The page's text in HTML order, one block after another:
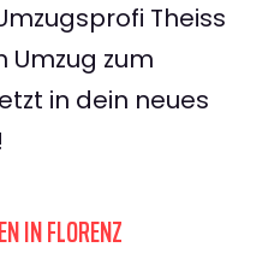
Theiss
Umzug zum
in dein neues
IN FLORENZ